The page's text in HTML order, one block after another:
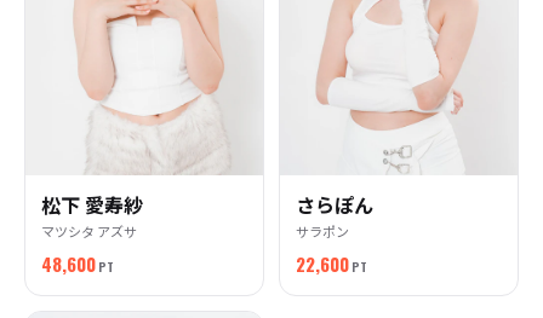
松下 愛寿紗
マツシタ アズサ
48,600 PT
さらぽん
サラポン
22,600 PT